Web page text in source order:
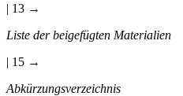
| 13 →
Liste der beigefügten Materialien
| 15 →
Abkürzungsverzeichnis